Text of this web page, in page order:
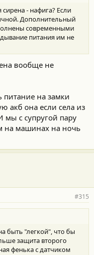
- нафига? Если
Дополнительный
современными
питания им не
вообще не
питание на замки
акб она если села из
мы с супругой пару
на машинах на ночь
#315
быть "легкой", что бы
защита второго
фенька с датчиком